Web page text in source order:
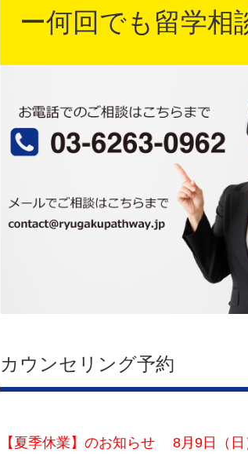
ー何回でも留学相
カウンセリング予約
【夏季休業】のお知らせ 8月9日（日